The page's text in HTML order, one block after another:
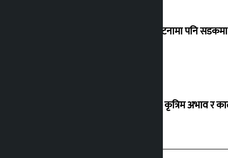
‘सानो घटनामा पनि
ग्यासको कृत्रिम अभाव र